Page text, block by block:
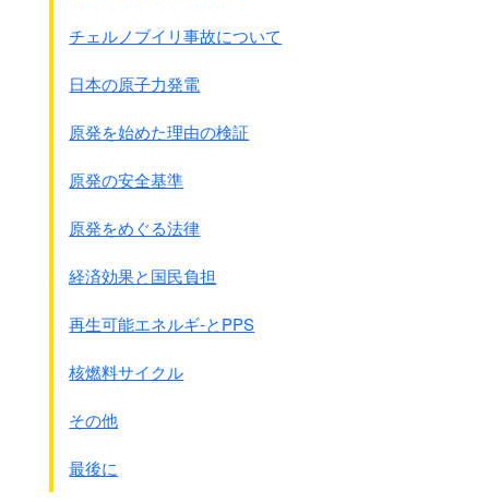
☆同一資本系統の炭鉱より熟練工を出す事は、
特に三井系の炭鉱では反対
しかし、それでは困るということで次のようになりました。
収容設備等にもよるが内地移入なら喜んで供出する。
その結果、まずは少人数を1年間移入してみて、
そして1年後の次官会議決定になるのです。
この視察の結果を受けて、
強制連行が始まったのです。
また、俘虜(捕虜)に付いては
元俘虜、元帰順兵という名称にして
｢元は捕虜や兵士だったが、
チェルノブイリ事故について
日本の原子力発電
原発を始めた理由の検証
原発の安全基準
原発をめぐる法律
経済効果と国民負担
再生可能エネルギ-とPPS
核燃料サイクル
その他
最後に